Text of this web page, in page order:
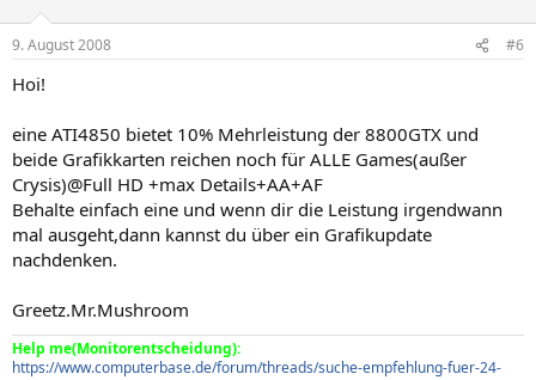
9. August 2008 #6
Hoi!
eine ATI4850 bietet 10% Mehrleistung der 8800GTX und
beide Grafikkarten reichen noch für ALLE Games(außer
Crysis)@Full HD +max Details+AA+AF
Behalte einfach eine und wenn dir die Leistung irgendwann
mal ausgeht,dann kannst du über ein Grafikupdate
nachdenken.
Greetz.Mr.Mushroom
Help me(Monitorentscheidung):
https://www.computerbase.de/forum/threads/suche-empfehlung-fuer-24-